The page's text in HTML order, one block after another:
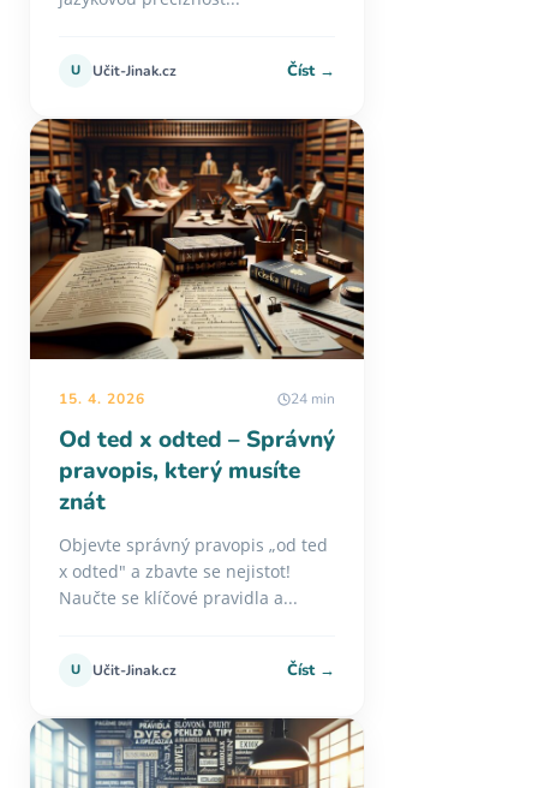
U Učit-Jinak.cz Číst →
15. 4. 2026 24 min
Od ted x odted – Správný
pravopis, který musíte
znát
Objevte správný pravopis „od ted
x odted" a zbavte se nejistot!
Naučte se klíčové pravidla a...
U Učit-Jinak.cz Číst →